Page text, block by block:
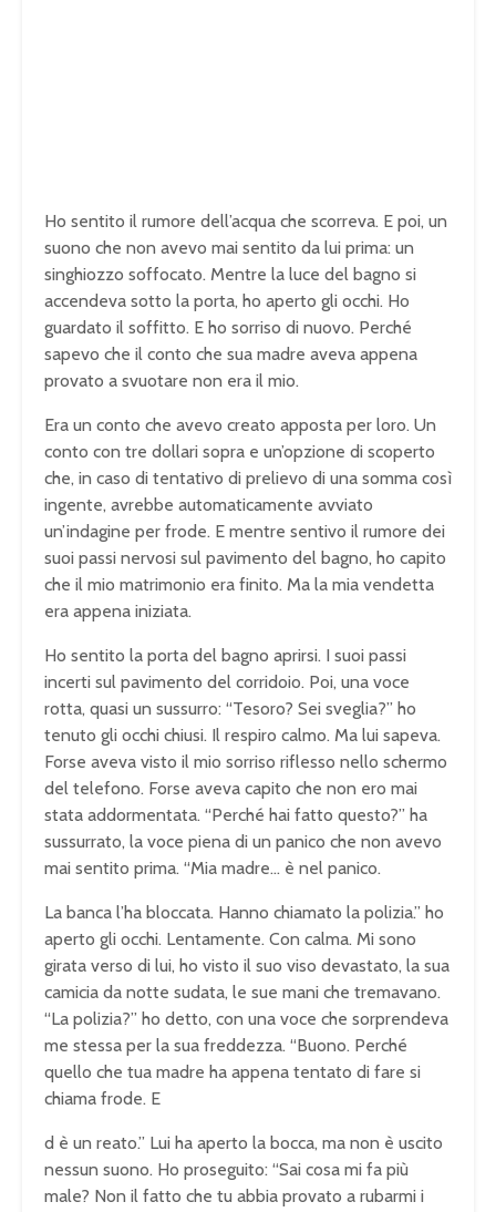
Ho sentito il rumore dell’acqua che scorreva. E poi, un
suono che non avevo mai sentito da lui prima: un
singhiozzo soffocato. Mentre la luce del bagno si
accendeva sotto la porta, ho aperto gli occhi. Ho
guardato il soffitto. E ho sorriso di nuovo. Perché
sapevo che il conto che sua madre aveva appena
provato a svuotare non era il mio.
Era un conto che avevo creato apposta per loro. Un
conto con tre dollari sopra e un’opzione di scoperto
che, in caso di tentativo di prelievo di una somma così
ingente, avrebbe automaticamente avviato
un’indagine per frode. E mentre sentivo il rumore dei
suoi passi nervosi sul pavimento del bagno, ho capito
che il mio matrimonio era finito. Ma la mia vendetta
era appena iniziata.
Ho sentito la porta del bagno aprirsi. I suoi passi
incerti sul pavimento del corridoio. Poi, una voce
rotta, quasi un sussurro: “Tesoro? Sei sveglia?” ho
tenuto gli occhi chiusi. Il respiro calmo. Ma lui sapeva.
Forse aveva visto il mio sorriso riflesso nello schermo
del telefono. Forse aveva capito che non ero mai
stata addormentata. “Perché hai fatto questo?” ha
sussurrato, la voce piena di un panico che non avevo
mai sentito prima. “Mia madre… è nel panico.
La banca l’ha bloccata. Hanno chiamato la polizia.” ho
aperto gli occhi. Lentamente. Con calma. Mi sono
girata verso di lui, ho visto il suo viso devastato, la sua
camicia da notte sudata, le sue mani che tremavano.
“La polizia?” ho detto, con una voce che sorprendeva
me stessa per la sua freddezza. “Buono. Perché
quello che tua madre ha appena tentato di fare si
chiama frode. E
d è un reato.” Lui ha aperto la bocca, ma non è uscito
nessun suono. Ho proseguito: “Sai cosa mi fa più
male? Non il fatto che tu abbia provato a rubarmi i